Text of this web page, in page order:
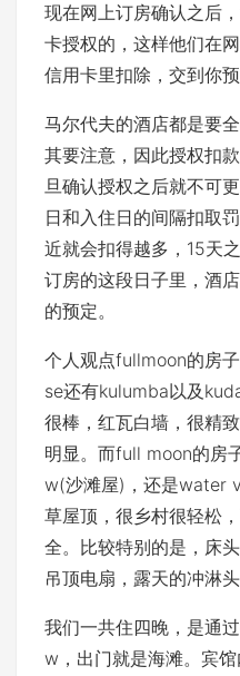
现在网上订房确认之后
卡授权的，这样他们在
信用卡里扣除，交到你预
马尔代夫的酒店都是要
其要注意，因此授权扣
旦确认授权之后就不可
日和入住日的间隔扣取
近就会扣得越多，15天
订房的这段日子里，酒
的预定。
个人观点fullmoon的房
se还有kulumba以及
很棒，红瓦白墙，很精
明显。而full moon的房
w(沙滩屋)，还是water
草屋顶，很乡村很轻松
全。比较特别的是，床
吊顶电扇，露天的冲淋
我们一共住四晚，是通
w，出门就是海滩。宾